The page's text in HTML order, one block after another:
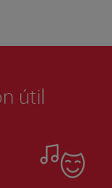
útil